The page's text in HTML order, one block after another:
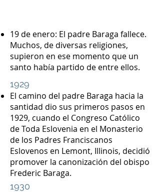
19 de enero: El padre Baraga fallece.
Muchos, de diversas religiones,
supieron en ese momento que un
santo había partido de entre ellos.
1929
El camino del padre Baraga hacia la
santidad dio sus primeros pasos en
1929, cuando el Congreso Católico
de Toda Eslovenia en el Monasterio
de los Padres Franciscanos
Eslovenos en Lemont, Illinois, decidió
promover la canonización del obispo
Frederic Baraga.
1930